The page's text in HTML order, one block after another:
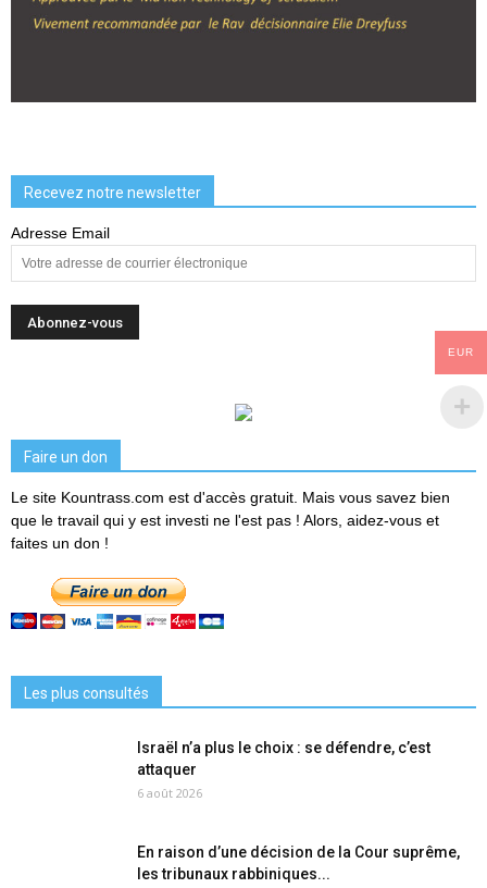
Recevez notre newsletter
Adresse Email
Faire un don
Le site Kountrass.com est d'accès gratuit. Mais vous savez bien
que le travail qui y est investi ne l'est pas ! Alors, aidez-vous et
faites un don !
Les plus consultés
Israël n’a plus le choix : se défendre, c’est
attaquer
6 août 2026
En raison d’une décision de la Cour suprême,
les tribunaux rabbiniques...
EUR